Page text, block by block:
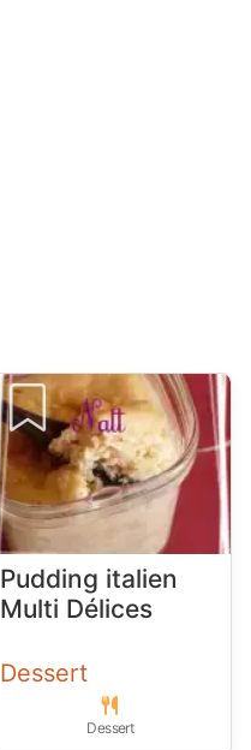
Pudding italien
Multi Délices
Dessert
Dessert